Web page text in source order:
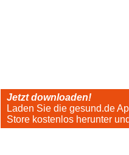
Jetzt downloaden!
Laden Sie die gesund.de
Store kostenlos herunter